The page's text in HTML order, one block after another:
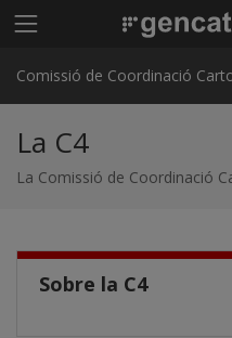
Menú principal C4
Comissió de Coordinació
La C4
La Comissió de Coordinació
Sobre la C4